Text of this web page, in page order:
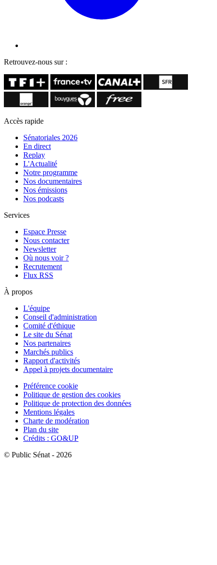
Retrouvez-nous sur :
Accès rapide
Sénatoriales 2026
En direct
Replay
L'Actualité
Notre programme
Nos documentaires
Nos émissions
Nos podcasts
Services
Espace Presse
Nous contacter
Newsletter
Où nous voir ?
Recrutement
Flux RSS
À propos
L'équipe
Conseil d'administration
Comité d'éthique
Le site du Sénat
Nos partenaires
Marchés publics
Rapport d'activités
Appel à projets documentaire
Préférence cookie
Politique de gestion des cookies
Politique de protection des données
Mentions légales
Charte de modération
Plan du site
Crédits : GO&UP
© Public Sénat - 2026